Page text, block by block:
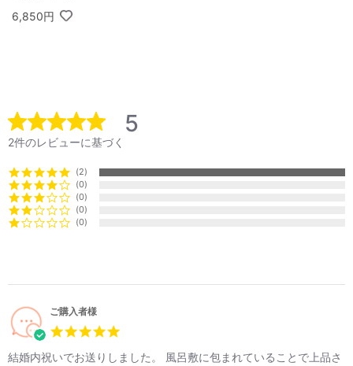
6,850円
5
2件のレビューに基づく
2
0
0
0
0
ご購入者様
結婚内祝いでお送りしました。 風呂敷に包まれていることで上品さ